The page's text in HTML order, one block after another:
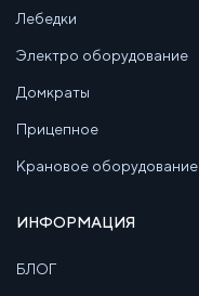
Лебедки
Электро оборудование
Домкраты
Прицепное
Крановое оборудование
ИНФОРМАЦИЯ
БЛОГ